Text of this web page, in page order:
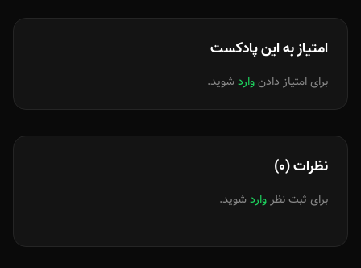
امتیاز به این پادکست
برای امتیاز دادنواردشوید.
نظرات (0)
برای ثبت نظر واردشوید.